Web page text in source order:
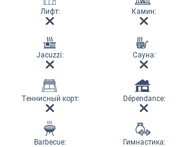
Лифт:
Jacuzzi:
Теннисный корт:
Barbecue:
Камин:
Сауна:
Dépendance:
Гимнастика: